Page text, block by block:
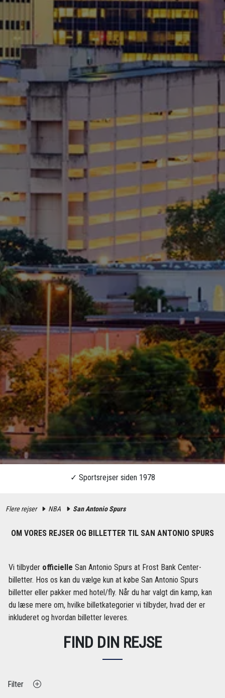
Flere rejser NBA San Antonio Spurs
OM VORES REJSER OG BILLETTER TIL SAN ANTONIO SPURS
Vi tilbyder officielle San Antonio Spurs at Frost Bank Center-
billetter. Hos os kan du vælge kun at købe San Antonio Spurs
billetter eller pakker med hotel/fly. Når du har valgt din kamp, ​​kan
du læse mere om, hvilke billetkategorier vi tilbyder, hvad der er
inkluderet og hvordan billetter leveres.